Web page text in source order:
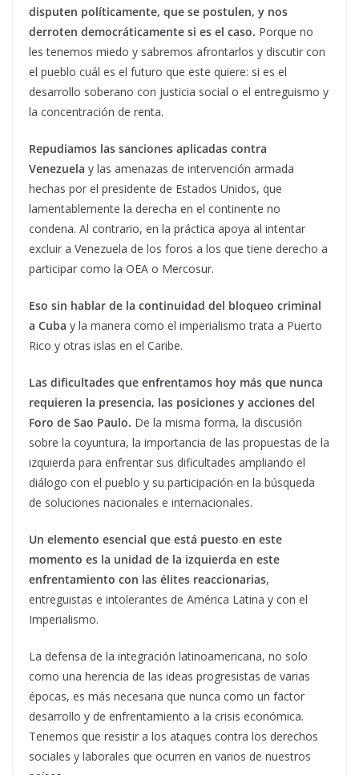
disputen políticamente, que se postulen, y nos
derroten democráticamente si es el caso. Porque no
les tenemos miedo y sabremos afrontarlos y discutir con
el pueblo cuál es el futuro que este quiere: si es el
desarrollo soberano con justicia social o el entreguismo y
la concentración de renta.
Repudiamos las sanciones aplicadas contra
Venezuela y las amenazas de intervención armada
hechas por el presidente de Estados Unidos, que
lamentablemente la derecha en el continente no
condena. Al contrario, en la práctica apoya al intentar
excluir a Venezuela de los foros a los que tiene derecho a
participar como la OEA o Mercosur.
Eso sin hablar de la continuidad del bloqueo criminal
a Cuba y la manera como el imperialismo trata a Puerto
Rico y otras islas en el Caribe.
Las dificultades que enfrentamos hoy más que nunca
requieren la presencia, las posiciones y acciones del
Foro de Sao Paulo. De la misma forma, la discusión
sobre la coyuntura, la importancia de las propuestas de la
izquierda para enfrentar sus dificultades ampliando el
diálogo con el pueblo y su participación en la búsqueda
de soluciones nacionales e internacionales.
Un elemento esencial que está puesto en este
momento es la unidad de la izquierda en este
enfrentamiento con las élites reaccionarias,
entreguistas e intolerantes de América Latina y con el
Imperialismo.
La defensa de la integración latinoamericana, no solo
como una herencia de las ideas progresistas de varias
épocas, es más necesaria que nunca como un factor
desarrollo y de enfrentamiento a la crisis económica.
Tenemos que resistir a los ataques contra los derechos
sociales y laborales que ocurren en varios de nuestros